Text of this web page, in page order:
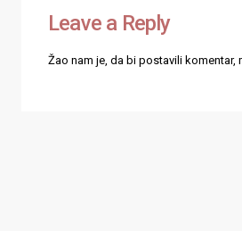
Leave a Reply
Žao nam je, da bi postavili komentar,